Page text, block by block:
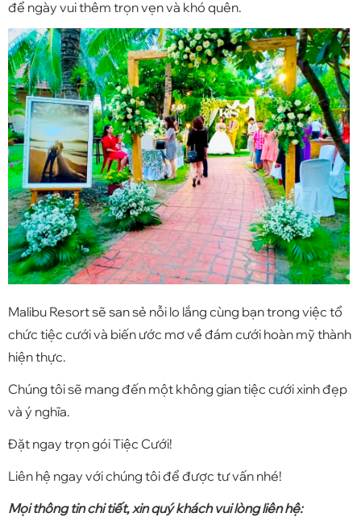
để ngày vui thêm trọn vẹn và khó quên.
Malibu Resort sẽ san sẻ nỗi lo lắng cùng bạn trong việc tổ
chức tiệc cưới và biến ước mơ về đám cưới hoàn mỹ thành
hiện thực.
Chúng tôi sẽ mang đến một không gian tiệc cưới xinh đẹp
và ý nghĩa.
Đặt ngay trọn gói Tiệc Cưới!
Liên hệ ngay với chúng tôi để được tư vấn nhé!
Mọi thông tin chi tiết, xin quý khách vui lòng liên hệ: